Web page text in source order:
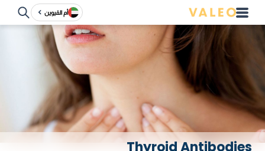
أم القيوين
Thyroid Antibodies